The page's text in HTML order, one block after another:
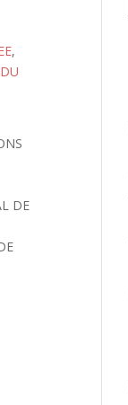
,
DE